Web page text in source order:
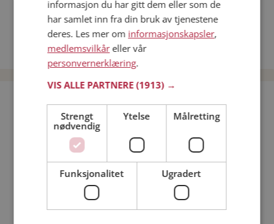
Flere singlekvinner fra Tønsberg :Lovisa,Helena ,alelmy
Menn fra Tønsberg
Date kvinner i Norge
Date menn i Norge
Bli medlem gratis!
Jeg er en: Mann Kvinne
Min alder:
informasjon du har gitt dem eller som de
har samlet inn fra din bruk av tjenestene
deres. Les mer om informasjonskapsler,
medlemsvilkåreller vår
personvernerklæring.
VIS ALLE PARTNERE(1913) →
Strengt
nødvendig
Ytelse Målretting
Funksjonalitet Ugradert